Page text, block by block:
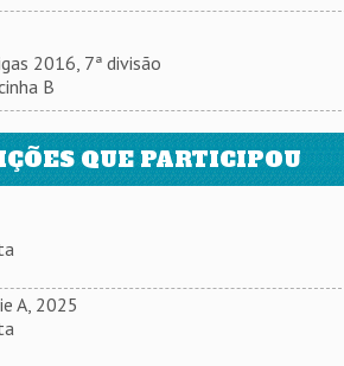
2016, 7ª divisão
B
QUE PARTICIPOU
A, 2025